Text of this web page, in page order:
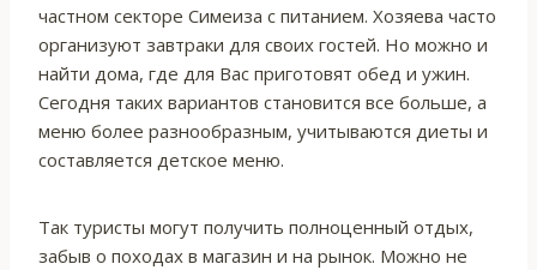
частном секторе Симеиза с питанием. Хозяева часто
организуют завтраки для своих гостей. Но можно и
найти дома, где для Вас приготовят обед и ужин.
Сегодня таких вариантов становится все больше, а
меню более разнообразным, учитываются диеты и
составляется детское меню.
Так туристы могут получить полноценный отдых,
забыв о походах в магазин и на рынок. Можно не